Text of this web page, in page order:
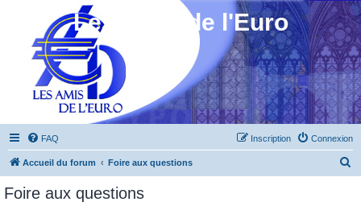
Les Amis de l'Euro
FAQ Connexion
Inscription
Accueil du forum Foire aux questions
Foire aux questions